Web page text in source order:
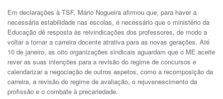
Em declarações à TSF, Mário Nogueira afirmou que, para haver a
necessária estabilidade nas escolas, é necessário que o ministério da
Educação dê resposta às reivindicações dos professores, de modo a
voltar a tornar a carreira docente atrativa para as novas gerações. Até
10 de janeiro, as oito organizações sindicais aguardam que o ME aceite
rever as suas intenções para a revisão do regime de concursos e
calendarizar a negociação de outros aspetos, como a recomposição da
carreira, a revisão do regime de avaliação, o rejuvenescimento da
profissão e o combate à precariedade.